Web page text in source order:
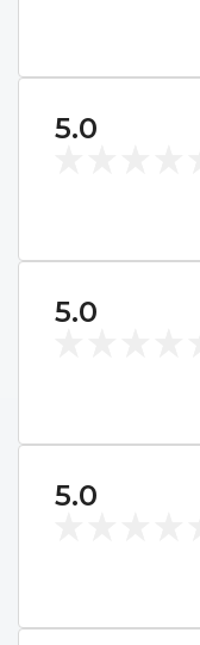
5.0
5.0
5.0